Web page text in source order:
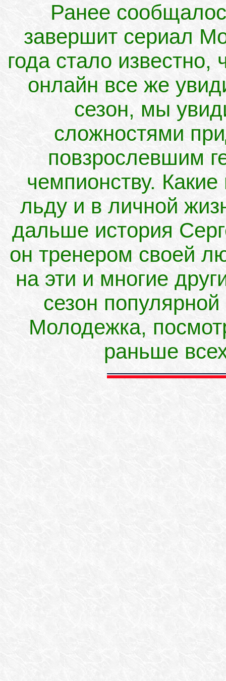
Ранее
завершит сериал
года стало
онлайн все же
сезон, мы
сложностями
повзрослевшим
чемпионству.
льду и в личной
дальше история
он тренером своей
на эти и многие
сезон
Молодежка,
раньше